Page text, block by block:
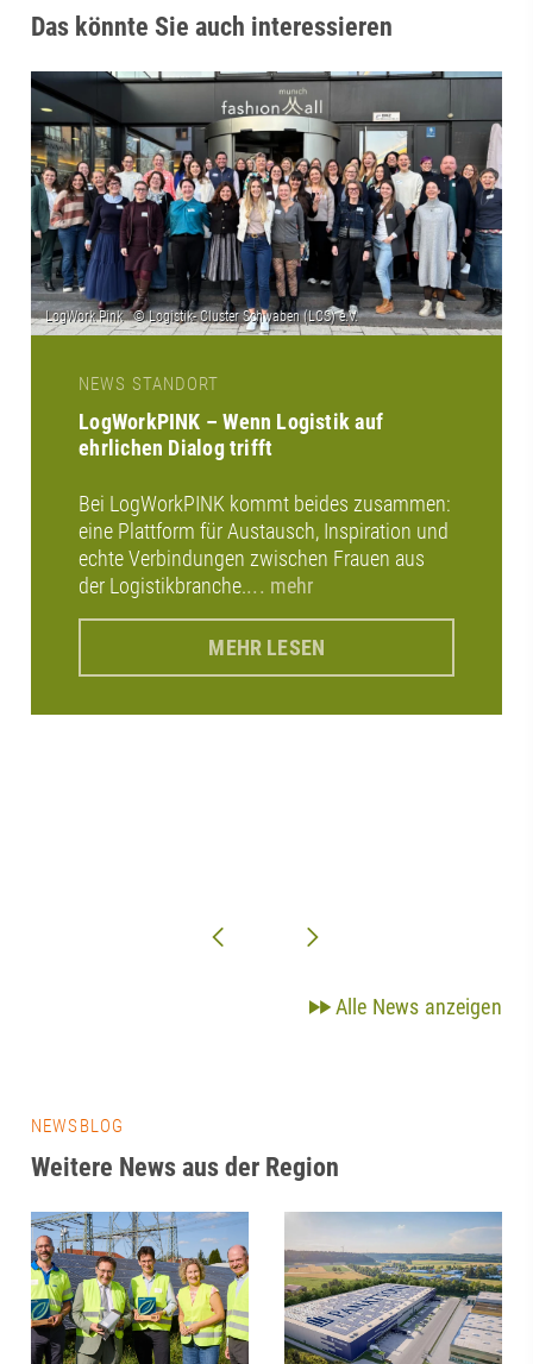
Das könnte Sie auch interessieren
NEWS STANDORT
LogWorkPINK – Wenn Logistik auf
ehrlichen Dialog trifft
Bei LogWorkPINK kommt beides zusammen:
eine Plattform für Austausch, Inspiration und
echte Verbindungen zwischen Frauen aus
der Logistikbranche.... mehr
MEHR LESEN
Alle News anzeigen
NEWSBLOG
Weitere News aus der Region